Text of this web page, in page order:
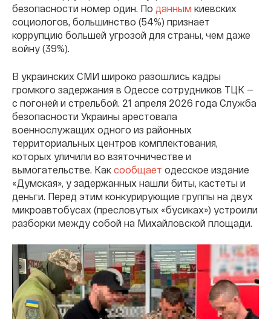
безопасности номер один. По данным киевских
социологов, большинство (54%) признает
коррупцию большей угрозой для страны, чем даже
войну (39%).
В украинских СМИ широко разошлись кадры
громкого задержания в Одессе сотрудников ТЦК —
с погоней и стрельбой. 21 апреля 2026 года Служба
безопасности Украины арестовала
военнослужащих одного из районных
территориальных центров комплектования,
которых уличили во взяточничестве и
вымогательстве. Как сообщает одесское издание
«Думская», у задержанных нашли биты, кастеты и
деньги. Перед этим конкурирующие группы на двух
микроавтобусах (пресловутых «бусиках») устроили
разборки между собой на Михайловской площади.